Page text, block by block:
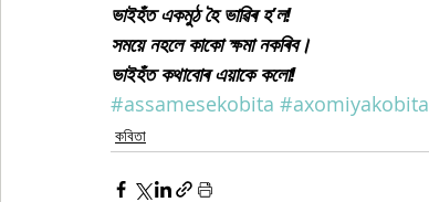
ভাইহঁত একমুঠ হৈ ভাৱিৰ হ’ল!
সময়ে নহলে কাকো ক্ষমা নকৰিব।
ভাইহঁত কথাবোৰ এয়াকে কলো!
#assamesekobita #axomiyakobita
কবিতা